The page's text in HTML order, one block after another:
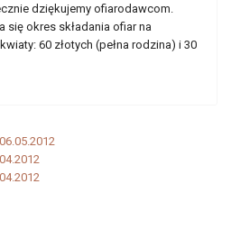
dziękujemy ofiarodawcom.
się okres składania ofiar na
60 złotych (pełna rodzina) i 30